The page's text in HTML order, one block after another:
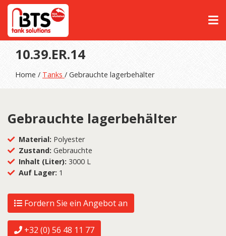
10.39.ER.14
Home / Tanks / Gebrauchte lagerbehälter
Gebrauchte lagerbehälter
Material: Polyester
Zustand: Gebrauchte
Inhalt (Liter): 3000 L
Auf Lager: 1
Fordern Sie ein Angebot an
+32 (0) 56 48 11 77